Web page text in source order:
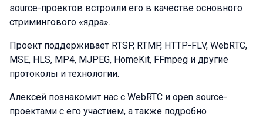
source-проектов встроили его в качестве основного
стримингового «ядра».
Проект поддерживает RTSP, RTMP, HTTP-FLV, WebRTC,
MSE, HLS, MP4, MJPEG, HomeKit, FFmpeg и другие
протоколы и технологии.
Алексей познакомит нас с WebRTC и open source-
проектами с его участием, а также подробно